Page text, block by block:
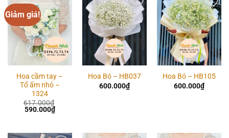
Giảm giá!
Add to
wishlist
Hoa cầm tay –
Tổ ấm nhỏ –
1324
617.000₫
Giá
590.000₫Giá
hiện
590.000₫.
Add to
wishlist
Hoa Bó – HB037
600.000₫
Add to
wishlist
Hoa Bó – HB105
600.000₫